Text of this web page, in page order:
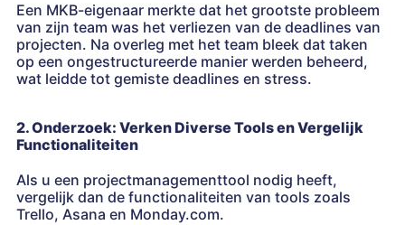
Een MKB-eigenaar merkte dat het grootste probleem
van zijn team was het verliezen van de deadlines van
projecten. Na overleg met het team bleek dat taken
op een ongestructureerde manier werden beheerd,
wat leidde tot gemiste deadlines en stress.
2. Onderzoek: Verken Diverse Tools en Vergelijk
Functionaliteiten
Als u een projectmanagementtool nodig heeft,
vergelijk dan de functionaliteiten van tools zoals
Trello, Asana en Monday.com.